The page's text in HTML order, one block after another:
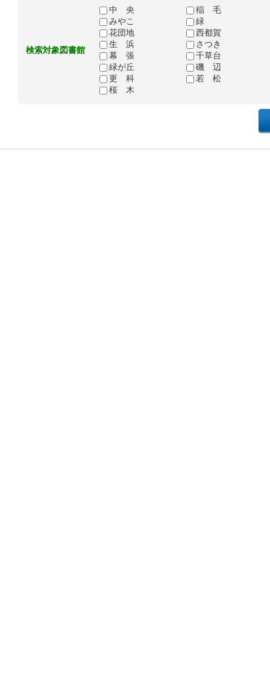
検索対象図書館
中 央
稲 毛
みやこ
緑
花団地
西都賀
生 浜
さつき
幕 張
千草台
緑が丘
磯 辺
更 科
若 松
桜 木